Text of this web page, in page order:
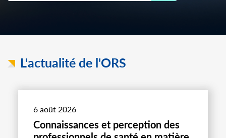
L'actualité de l'ORS
6 août 2026
Connaissances et perception des